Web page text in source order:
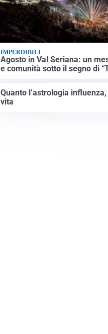
IMPERDIBILI
Agosto in Val Seriana: un
e comunità sotto il segno di
Quanto l’astrologia
vita